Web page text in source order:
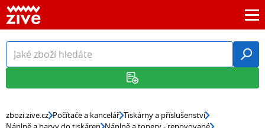
zbozi.zive.cz Počítače a kancelář Tiskárny a příslušenství